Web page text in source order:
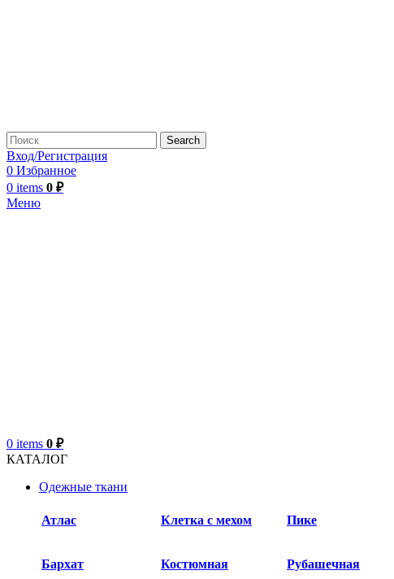
Search
Вход/Регистрация
0 Избранное
0 items 0 ₽
Меню
0 items 0 ₽
КАТАЛОГ
Одежные ткани
Атлас Клетка с мехом Пике
Бархат​ Костюмная Рубашечная